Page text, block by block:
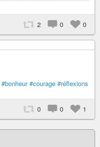
2 0 0
#bonheur #courage #réflexions
0 0 1